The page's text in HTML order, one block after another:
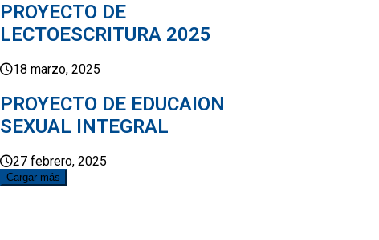
PROYECTO DE
LECTOESCRITURA 2025
18 marzo, 2025
PROYECTO DE EDUCAION
SEXUAL INTEGRAL
27 febrero, 2025
Cargar más